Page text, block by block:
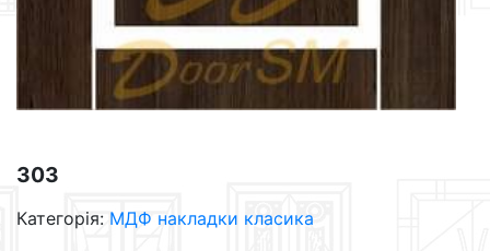
303
Категорія: МДФ накладки класика